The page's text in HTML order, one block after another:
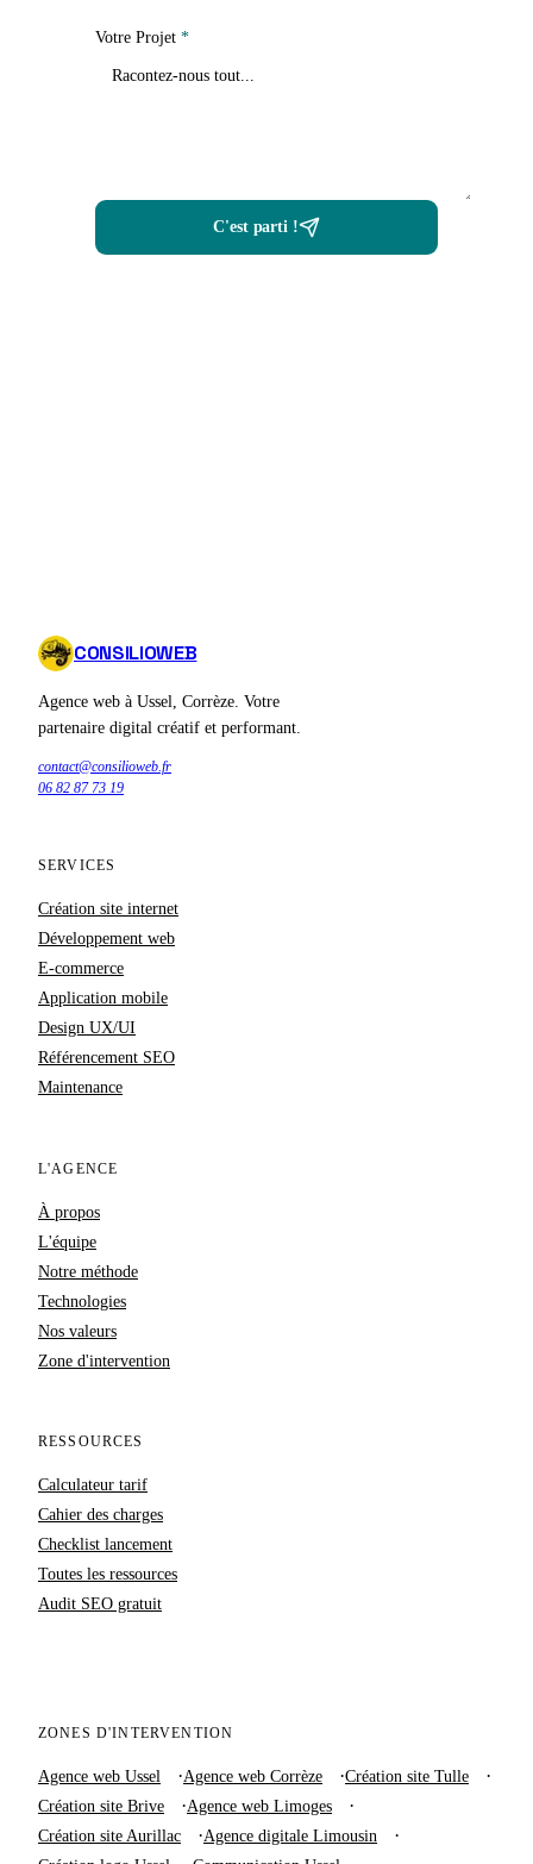
Votre Projet *
C'est parti !
CONSILIOWEB
Agence web à Ussel, Corrèze. Votre
partenaire digital créatif et performant.
contact@consilioweb.fr
06 82 87 73 19
SERVICES
Création site internet
Développement web
E-commerce
Application mobile
Design UX/UI
Référencement SEO
Maintenance
L'AGENCE
À propos
L'équipe
Notre méthode
Technologies
Nos valeurs
Zone d'intervention
RESSOURCES
Calculateur tarif
Cahier des charges
Checklist lancement
Toutes les ressources
Audit SEO gratuit
ZONES D'INTERVENTION
Agence web Ussel Agence web Corrèze
Création site Tulle
Création site Brive
Agence web Limoges
Création site Aurillac
Agence digitale Limousin